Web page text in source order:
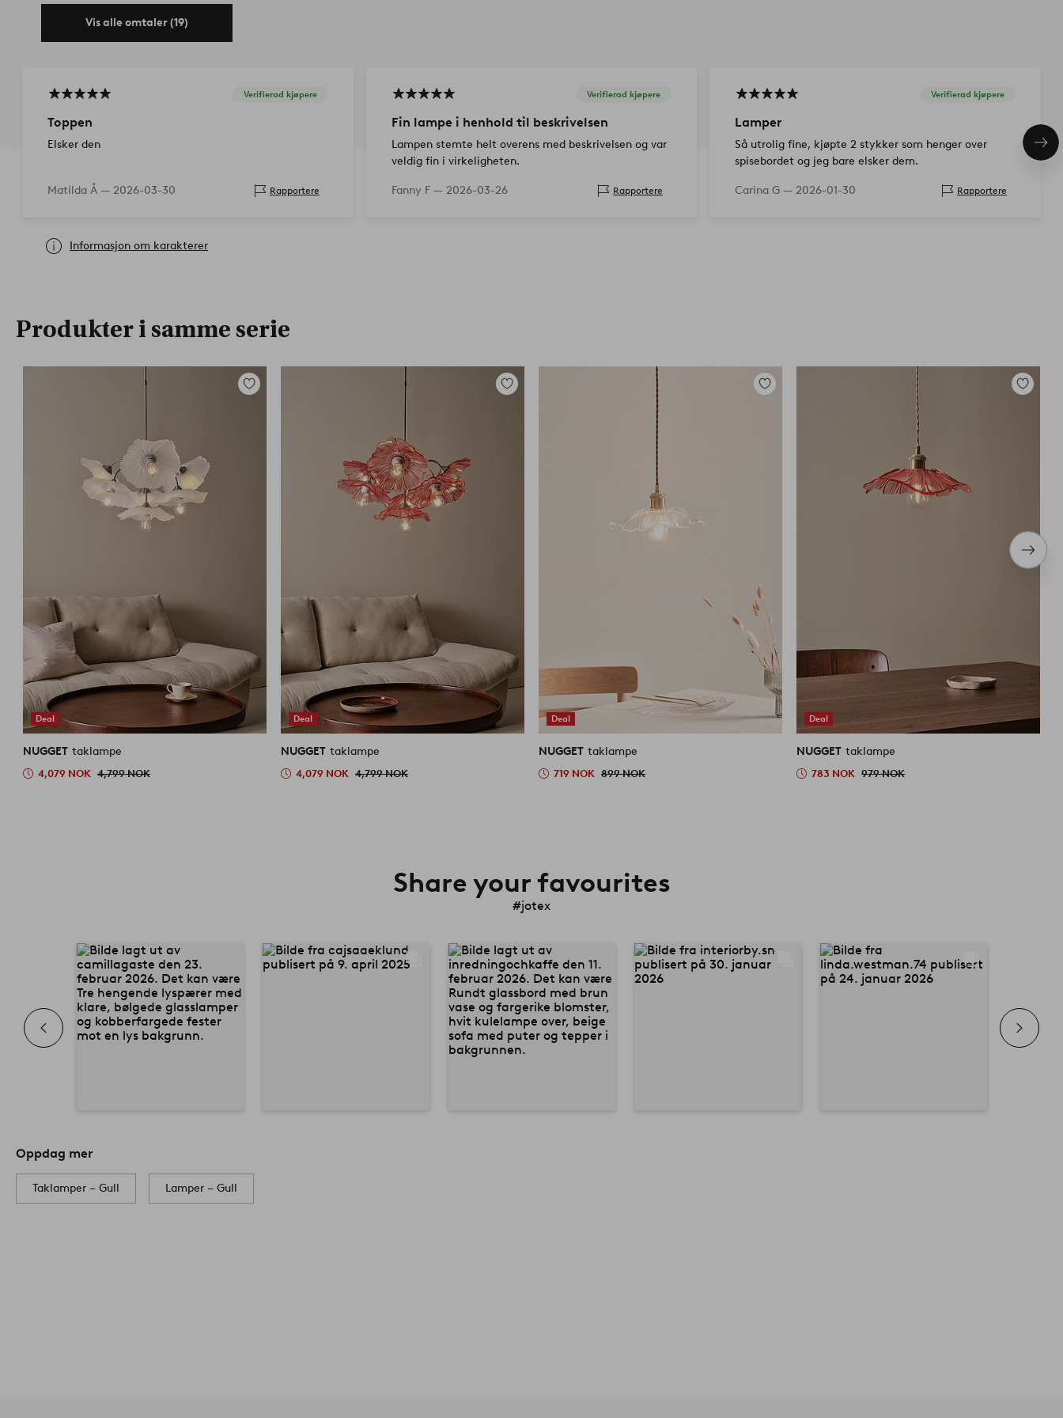
Vis alle omtaler (19)
Verifierad kjøpere
Toppen
Elsker den
Matilda Å — 2026-03-30 Rapportere
Verifierad kjøpere
Fin lampe i henhold til beskrivelsen
Lampen stemte helt overens med beskrivelsen og var
veldig fin i virkeligheten.
Fanny F — 2026-03-26 Rapportere
Verifierad kjøpere
Lamper
Så utrolig fine, kjøpte 2 stykker som henger over
spisebordet og jeg bare elsker dem.
Carina G — 2026-01-30 Rapportere
Informasjon om karakterer
Produkter i samme serie
Deal
Legg
NUGGET taklampe
4,079 NOK 4,799 NOK
Deal
Legg
NUGGET taklampe
4,079 NOK 4,799 NOK
Deal
Legg
NUGGET taklampe
719 NOK 899 NOK
Deal
Legg
NUGGET taklampe
783 NOK 979 NOK
Neste
Share your favourites
#jotex
Oppdag mer
Taklamper – Gull Lamper – Gull